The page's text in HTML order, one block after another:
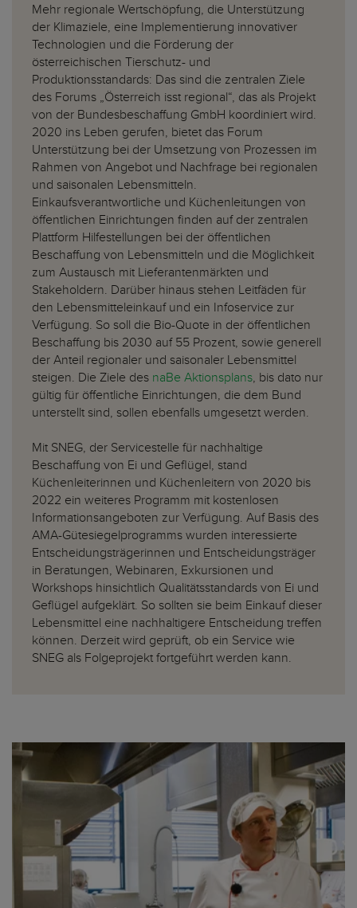
Mehr regionale Wertschöpfung, die Unterstützung
der Klimaziele, eine Implementierung innovativer
Technologien und die Förderung der
österreichischen Tierschutz- und
Produktionsstandards: Das sind die zentralen Ziele
des Forums „Österreich isst regional“, das als Projekt
von der Bundesbeschaffung GmbH koordiniert wird.
2020 ins Leben gerufen, bietet das Forum
Unterstützung bei der Umsetzung von Prozessen im
Rahmen von Angebot und Nachfrage bei regionalen
und saisonalen Lebensmitteln.
Einkaufsverantwortliche und Küchenleitungen von
öffentlichen Einrichtungen finden auf der zentralen
Plattform Hilfestellungen bei der öffentlichen
Beschaffung von Lebensmitteln und die Möglichkeit
zum Austausch mit Lieferantenmärkten und
Stakeholdern. Darüber hinaus stehen Leitfäden für
den Lebensmitteleinkauf und ein Infoservice zur
Verfügung. So soll die Bio-Quote in der öffentlichen
Beschaffung bis 2030 auf 55 Prozent, sowie generell
der Anteil regionaler und saisonaler Lebensmittel
steigen. Die Ziele des naBe Aktionsplans, bis dato nur
gültig für öffentliche Einrichtungen, die dem Bund
unterstellt sind, sollen ebenfalls umgesetzt werden.
Mit SNEG, der Servicestelle für nachhaltige
Beschaffung von Ei und Geflügel, stand
Küchenleiterinnen und Küchenleitern von 2020 bis
2022 ein weiteres Programm mit kostenlosen
Informationsangeboten zur Verfügung. Auf Basis des
AMA-Gütesiegelprogramms wurden interessierte
Entscheidungsträgerinnen und Entscheidungsträger
in Beratungen, Webinaren, Exkursionen und
Workshops hinsichtlich Qualitätsstandards von Ei und
Geflügel aufgeklärt. So sollten sie beim Einkauf dieser
Lebensmittel eine nachhaltigere Entscheidung treffen
können. Derzeit wird geprüft, ob ein Service wie
SNEG als Folgeprojekt fortgeführt werden kann.